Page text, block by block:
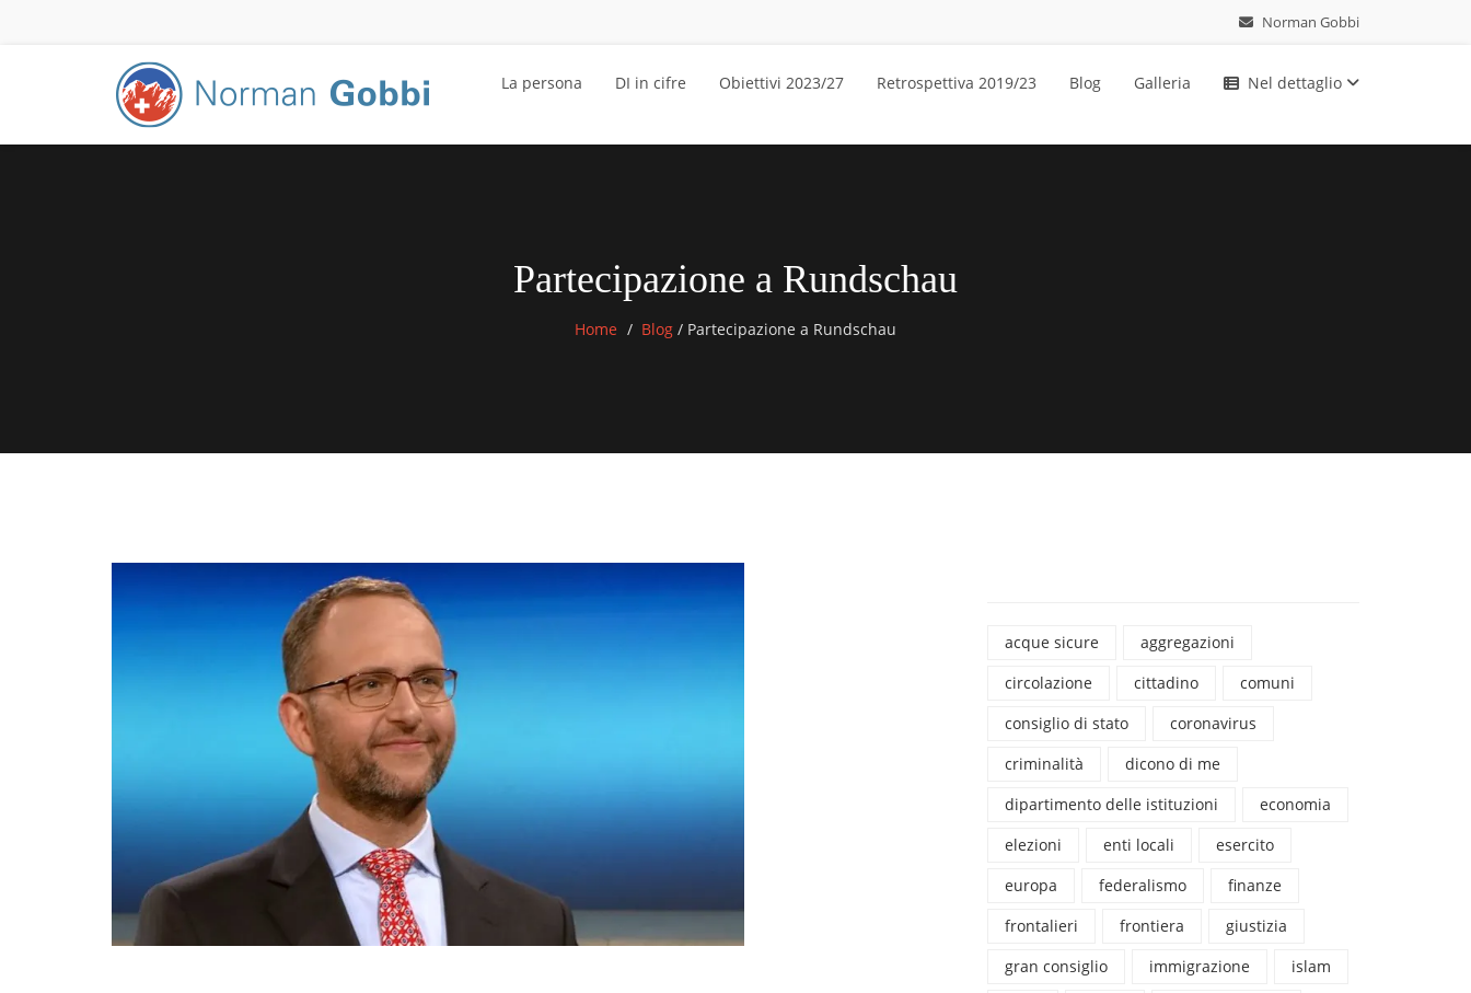
Norman Gobbi
La persona DI in cifre Obiettivi 2023/27 Retrospettiva 2019/23 Blog Galleria Nel dettaglio
Partecipazione a Rundschau
Home Blog / Partecipazione a Rundschau
acque sicure
aggregazioni
circolazione
cittadino
comuni
consiglio di stato
coronavirus
criminalità
dicono di me
dipartimento delle istituzioni
economia
elezioni
enti locali
esercito
europa
federalismo
finanze
frontalieri
frontiera
giustizia
gran consiglio
immigrazione
islam